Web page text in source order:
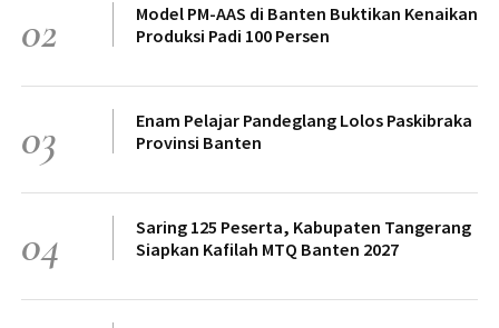
02
Model PM-AAS di Banten Buktikan Kenaikan
Produksi Padi 100 Persen
03
Enam Pelajar Pandeglang Lolos Paskibraka
Provinsi Banten
04
Saring 125 Peserta, Kabupaten Tangerang
Siapkan Kafilah MTQ Banten 2027